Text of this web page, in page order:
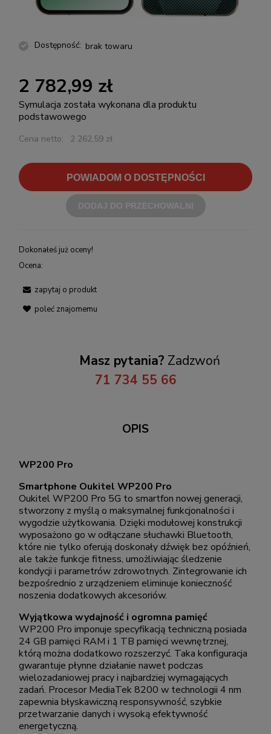
Dostępność: brak towaru
2 782,99 zł
Symulacja została wykonana dla produktu
podstawowego
Cena netto: 2 262,59 zł
POWIADOM O DOSTĘPNOŚCI
Dokonałeś już oceny!
Ocena:
zapytaj o produkt
poleć znajomemu
Masz pytania? Zadzwoń
71 734 55 66
OPIS
WP200 Pro
Smartphone Oukitel WP200 Pro
Oukitel WP200 Pro 5G to smartfon nowej generacji,
stworzony z myślą o maksymalnej funkcjonalności i
wygodzie użytkowania. Dzięki modułowej konstrukcji
wyposażono go w odłączane słuchawki Bluetooth,
które nie tylko oferują doskonały dźwięk bez opóźnień,
ale także funkcje fitness, umożliwiając śledzenie
kondycji i parametrów zdrowotnych. Zintegrowanie ich
bezpośrednio z urządzeniem eliminuje konieczność
noszenia dodatkowych akcesoriów.
Wyjątkowa wydajność i ogromna pamięć
WP200 Pro imponuje specyfikacją techniczną posiada
24 GB pamięci RAM i 1 TB pamięci wewnętrznej,
którą można dodatkowo rozszerzyć. Taka konfiguracja
gwarantuje płynne działanie nawet podczas
wielozadaniowej pracy i najbardziej wymagających
zadań. Procesor MediaTek 8200 w technologii 4 nm
zapewnia błyskawiczną responsywność, szybkie
przetwarzanie danych i wysoką efektywność
energetyczną.